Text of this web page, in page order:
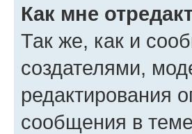
Как мне
Так же, как и
создателями,
редактирования
сообщения в